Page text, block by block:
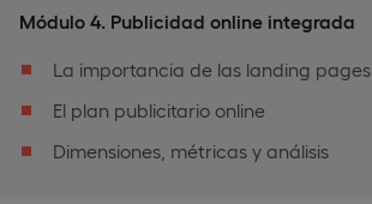
Módulo 4. Publicidad online integrada
La importancia de las landing pages
El plan publicitario online
Dimensiones, métricas y análisis